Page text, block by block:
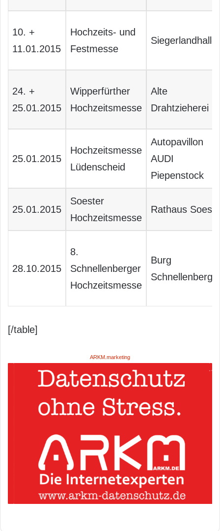
10. +
11.01.2015
Hochzeits- und
Festmesse
Siegerlandhalle
24. +
25.01.2015
Wipperfürther
Hochzeitsmesse
Alte
Drahtzieherei
25.01.2015
Hochzeitsmesse
Lüdenscheid
Autopavillon
AUDI
Piepenstock
25.01.2015
Soester
Hochzeitsmesse
Rathaus Soest
28.10.2015
8.
Schnellenberger
Hochzeitsmesse
Burg
Schnellenberg
[/table]
ARKM.marketing